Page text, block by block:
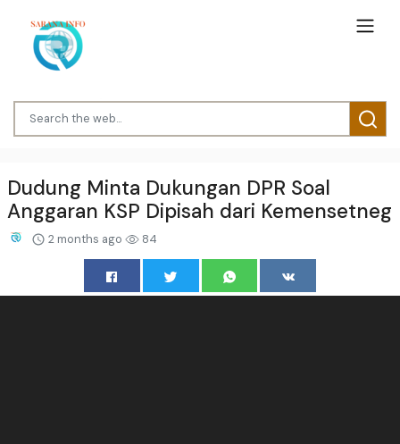
Dudung Minta Dukungan DPR Soal
Anggaran KSP Dipisah dari Kemensetneg
2 months ago 84